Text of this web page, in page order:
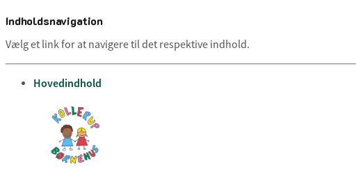
Indholdsnavigation
Vælg et link for at navigere til det respektive indhold.
gå til
Hovedindhold